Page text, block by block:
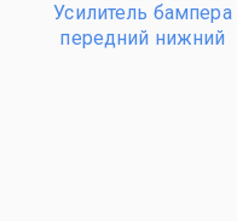
Усилитель бампера
передний нижний